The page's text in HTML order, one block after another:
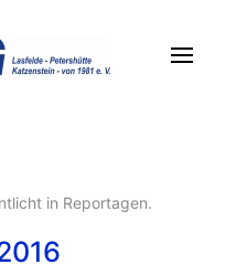
in Reportagen.